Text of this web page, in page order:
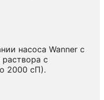
насоса Wanner с
с
2000 сП).